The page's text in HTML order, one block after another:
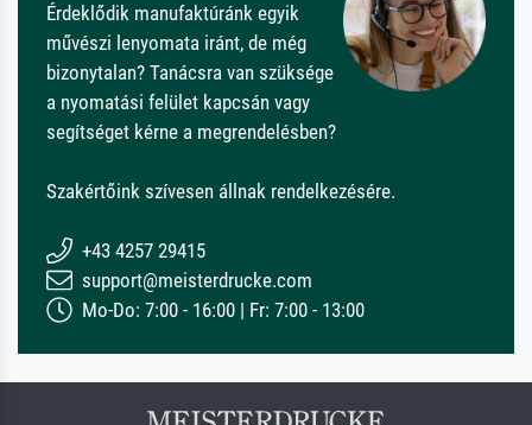
Érdeklődik manufaktúránk egyik
művészi lenyomata iránt, de még
bizonytalan? Tanácsra van szüksége
a nyomatási felület kapcsán vagy
segítséget kérne a megrendelésben?
Szakértőink szívesen állnak rendelkezésére.
+43 4257 29415
support@meisterdrucke.com
Mo-Do: 7:00 - 16:00 | Fr: 7:00 - 13:00